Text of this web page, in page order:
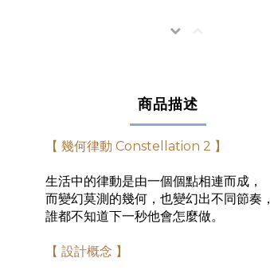
商品描述
【 幾何律動 Constellation 2 】
生活中的律動是由一個個點相連而成，
而變幻莫測的幾何，也變幻出不同節奏，
誰都不知道下一秒他會怎麼做。
【 設計概念 】